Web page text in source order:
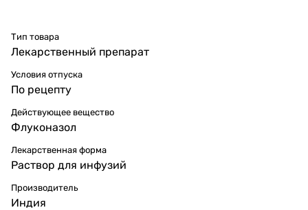
Тип товара
Лекарственный препарат
Условия отпуска
По рецепту
Действующее вещество
Флуконазол
Лекарственная форма
Раствор для инфузий
Производитель
Индия